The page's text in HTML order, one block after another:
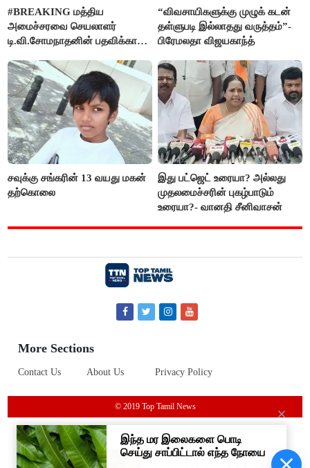
#BREAKING மத்திய
அமைச்சரவை செயலாளர்
டி.வி.சோமநாதனின் பதவிக்காலம்
“விவசாயிகளுக்கு முழுக் கடன்
தள்ளுபடி இல்லாதது வருத்தம்”-
பிரேமலதா விஜயகாந்த்
சவுக்கு சங்கரின் 13 வயது மகன்
தற்கொலை
இது பட்ஜெட் உரையா? அல்லது
முதலமைச்சரின் புகழ்பாடும்
உரையா?- வானதி சீனிவாசன்
More Sections
Contact Us About Us Privacy Policy
© 2019 Top Tamil News
பிளாஸ்டிக் ரூபாய் நோட்டுகளை